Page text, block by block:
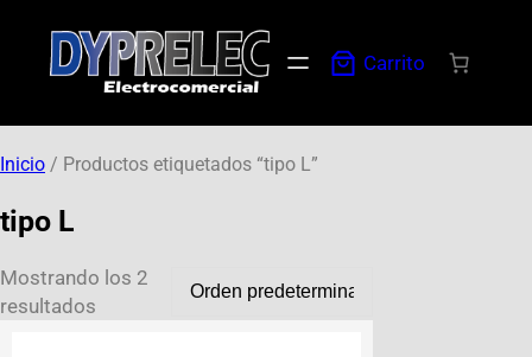
Carrito
Inicio / Productos etiquetados “tipo L”
tipo L
Mostrando los 2
resultados